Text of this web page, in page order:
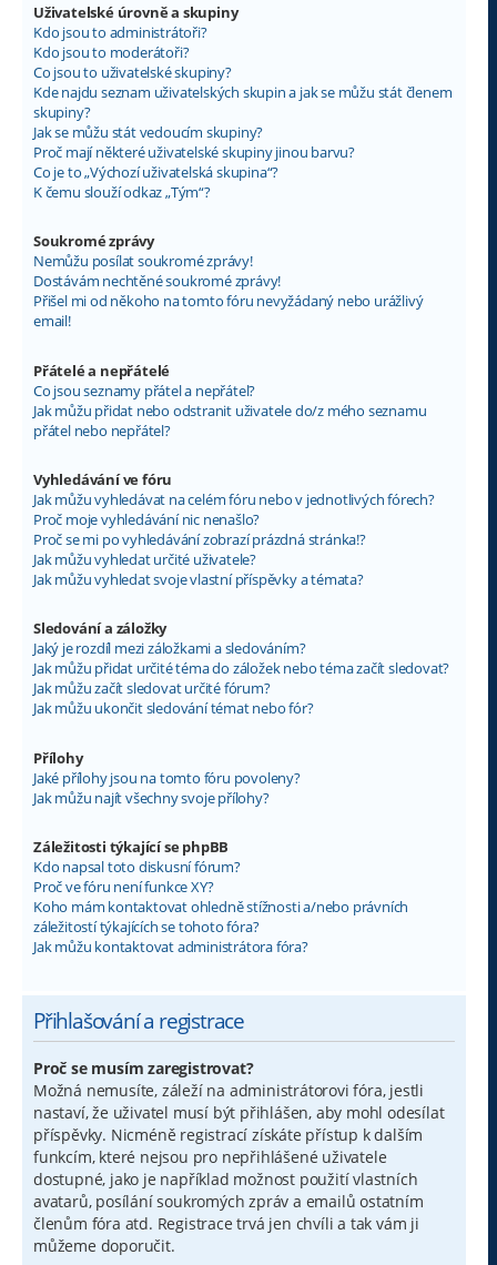
Uživatelské úrovně a skupiny
Kdo jsou to administrátoři?
Kdo jsou to moderátoři?
Co jsou to uživatelské skupiny?
Kde najdu seznam uživatelských skupin a jak se můžu stát členem
skupiny?
Jak se můžu stát vedoucím skupiny?
Proč mají některé uživatelské skupiny jinou barvu?
Co je to „Výchozí uživatelská skupina“?
K čemu slouží odkaz „Tým“?
Soukromé zprávy
Nemůžu posílat soukromé zprávy!
Dostávám nechtěné soukromé zprávy!
Přišel mi od někoho na tomto fóru nevyžádaný nebo urážlivý
email!
Přátelé a nepřátelé
Co jsou seznamy přátel a nepřátel?
Jak můžu přidat nebo odstranit uživatele do/z mého seznamu
přátel nebo nepřátel?
Vyhledávání ve fóru
Jak můžu vyhledávat na celém fóru nebo v jednotlivých fórech?
Proč moje vyhledávání nic nenašlo?
Proč se mi po vyhledávání zobrazí prázdná stránka!?
Jak můžu vyhledat určité uživatele?
Jak můžu vyhledat svoje vlastní příspěvky a témata?
Sledování a záložky
Jaký je rozdíl mezi záložkami a sledováním?
Jak můžu přidat určité téma do záložek nebo téma začít sledovat?
Jak můžu začít sledovat určité fórum?
Jak můžu ukončit sledování témat nebo fór?
Přílohy
Jaké přílohy jsou na tomto fóru povoleny?
Jak můžu najít všechny svoje přílohy?
Záležitosti týkající se phpBB
Kdo napsal toto diskusní fórum?
Proč ve fóru není funkce XY?
Koho mám kontaktovat ohledně stížnosti a/nebo právních
záležitostí týkajících se tohoto fóra?
Jak můžu kontaktovat administrátora fóra?
Přihlašování a registrace
Proč se musím zaregistrovat?
Možná nemusíte, záleží na administrátorovi fóra, jestli
nastaví, že uživatel musí být přihlášen, aby mohl odesílat
příspěvky. Nicméně registrací získáte přístup k dalším
funkcím, které nejsou pro nepřihlášené uživatele
dostupné, jako je například možnost použití vlastních
avatarů, posílání soukromých zpráv a emailů ostatním
členům fóra atd. Registrace trvá jen chvíli a tak vám ji
můžeme doporučit.